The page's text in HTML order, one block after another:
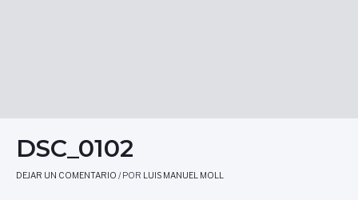
DSC_0102
DEJAR UN COMENTARIO / POR LUIS MANUEL MOLL